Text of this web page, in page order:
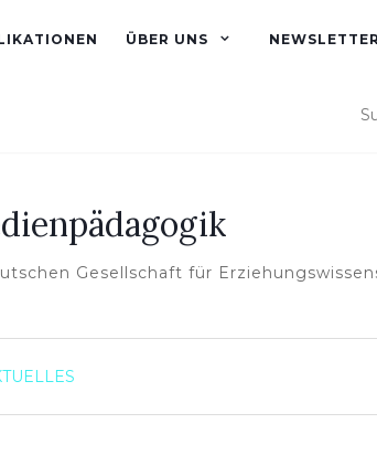
ÜBER UNS NEWSLETTER
Gesellschaft für